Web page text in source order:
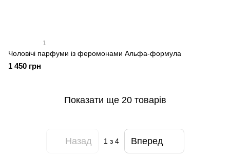
1
Чоловічі парфуми із феромонами Альфа-формула
1 450 грн
Показати ще 20 товарів
Назад 1 з 4 Вперед